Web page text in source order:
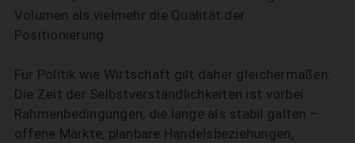
Volumen als vielmehr die Qualität der
Positionierung.
Für Politik wie Wirtschaft gilt daher gleichermaßen:
Die Zeit der Selbstverständlichkeiten ist vorbei.
Rahmenbedingungen, die lange als stabil galten –
offene Märkte, planbare Handelsbeziehungen,